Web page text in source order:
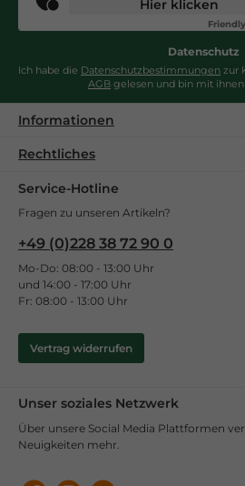
Hier klicken
Friendly
Datenschutz
Ich habe die Datenschutzbestimmungen zur
AGB gelesen und bin mit ihnen
Informationen
Rechtliches
Service-Hotline
Fragen zu unseren Artikeln?
+49 (0)228 38 72 90 0
Mo-Do: 08:00 - 13:00 Uhr
und 14:00 - 17:00 Uhr
Fr: 08:00 - 13:00 Uhr
Vertrag widerrufen
Unser soziales Netzwerk
Über unsere Social Media Plattformen
Neuigkeiten mehr.